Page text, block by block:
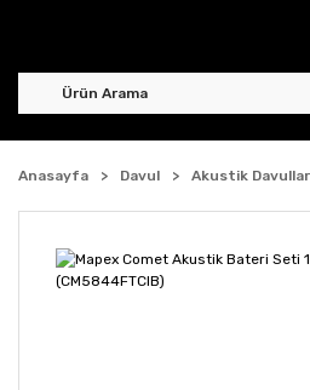
Anasayfa Davul Akustik Davullar